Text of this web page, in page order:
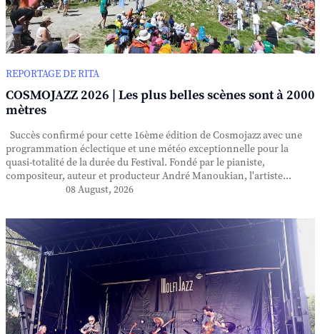
REPORTAGE DE RITA
COSMOJAZZ 2026 | Les plus belles scènes sont à 2000
mètres
Succès confirmé pour cette 16ème édition de Cosmojazz avec une
programmation éclectique et une météo exceptionnelle pour la
quasi-totalité de la durée du Festival. Fondé par le pianiste,
compositeur, auteur et producteur André Manoukian, l'artiste...
08 August, 2026